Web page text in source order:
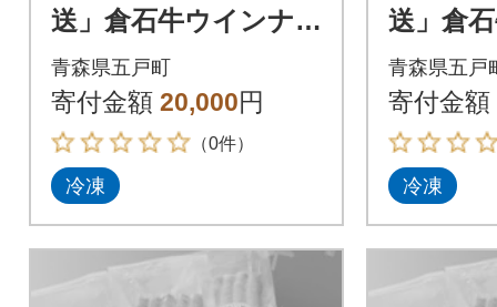
送」倉石牛ウインナ
ー・倉石牛モモ肉セッ
ト
青森県五戸町
寄付金額 20,000円
（0件）
冷凍
送」倉
ー・倉
ト
青森県五戸
寄付金額
冷凍